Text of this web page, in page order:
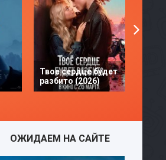
Твое сердце будет
разбито (2026)
ОЖИДАЕМ НА САЙТЕ